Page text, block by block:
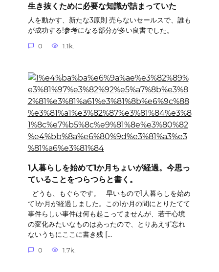
生き抜くために必要な知識が詰まっていた
人を動かす、新たな3原則 売らないセールスで、誰も
が成功する!参考になる部分が多い良書でした。
0 1.1k.
1人暮らしを始めて1か月ちょいが経過。今思っ
ていることをつらつらと書く。
どうも、もぐらです。 早いもので1人暮らしを始め
て1か月が経過しました。この1か月の間にとりたてて
事件らしい事件は何も起こってませんが、若干心境
の変化みたいなものはあったので、とりあえず忘れ
ないうちにここに書き残 […
0 1.7k.